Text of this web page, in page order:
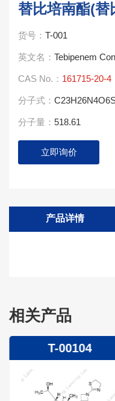
替比培南酯(替
货号： T-001
英文名： Tebipenem
CAS No.： 161715-20-4
分子式：
分子量： 518.61
立即询价
产品详情
相关产品
T-00104